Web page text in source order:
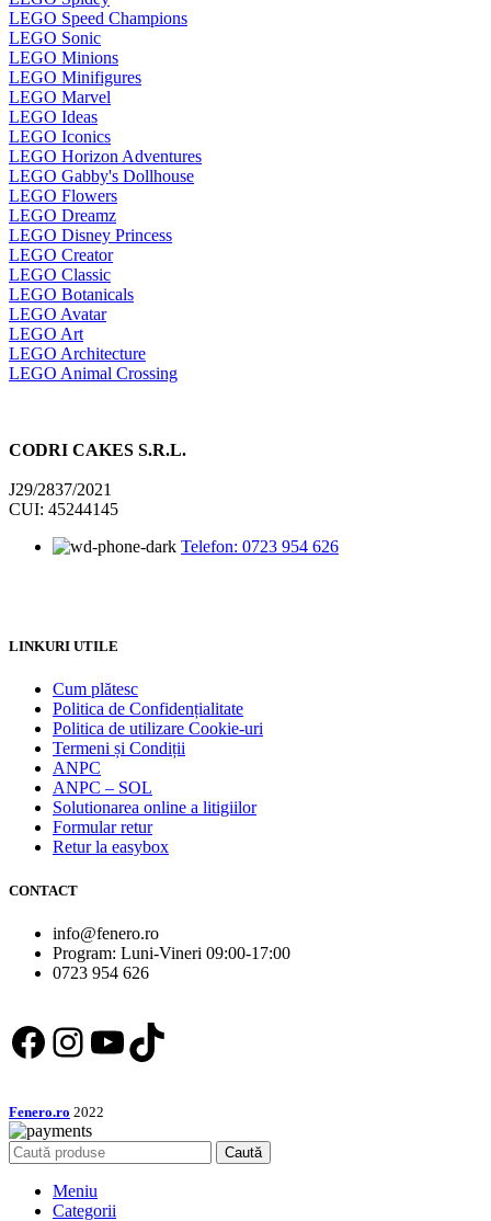
LEGO Speed Champions
LEGO Sonic
LEGO Minions
LEGO Minifigures
LEGO Marvel
LEGO Ideas
LEGO Iconics
LEGO Horizon Adventures
LEGO Gabby's Dollhouse
LEGO Flowers
LEGO Dreamz
LEGO Disney Princess
LEGO Creator
LEGO Classic
LEGO Botanicals
LEGO Avatar
LEGO Art
LEGO Architecture
LEGO Animal Crossing
CODRI CAKES S.R.L.
J29/2837/2021
CUI: 45244145
Telefon: 0723 954 626
LINKURI UTILE
Cum plătesc
Politica de Confidențialitate
Politica de utilizare Cookie-uri
Termeni și Condiții
ANPC
ANPC – SOL
Solutionarea online a litigiilor
Formular retur
Retur la easybox
CONTACT
info@fenero.ro
Program: Luni-Vineri 09:00-17:00
0723 954 626
Facebook
Instagram
YouTube
TikTok
Fenero.ro 2022
Caută
Meniu
Categorii